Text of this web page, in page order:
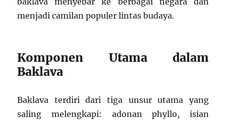
menjadi camilan populer lintas budaya.
Komponen Utama dalam
Baklava
Baklava terdiri dari tiga unsur utama yang
saling melengkapi: adonan phyllo, isian